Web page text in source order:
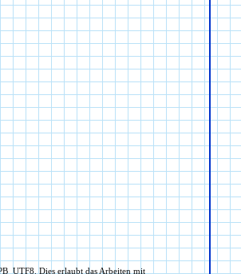
Dies erlaubt das Arbeiten mit